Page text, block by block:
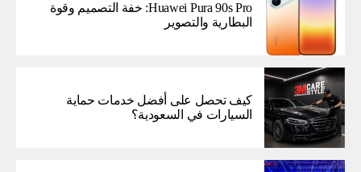
Huawei Pura 90s Pro: خفة التصميم وقوة
البطارية والتصوير
كيف تحصل على أفضل خدمات حماية
السيارات في السعودية؟